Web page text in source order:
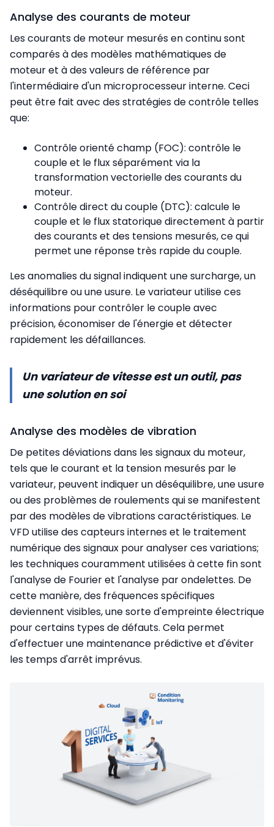
Analyse des courants de moteur
Les courants de moteur mesurés en continu sont
comparés à des modèles mathématiques de
moteur et à des valeurs de référence par
l'intermédiaire d'un microprocesseur interne. Ceci
peut être fait avec des stratégies de contrôle telles
que:
Contrôle orienté champ (FOC): contrôle le
couple et le flux séparément via la
transformation vectorielle des courants du
moteur.
Contrôle direct du couple (DTC): calcule le
couple et le flux statorique directement à partir
des courants et des tensions mesurés, ce qui
permet une réponse très rapide du couple.
Les anomalies du signal indiquent une surcharge, un
déséquilibre ou une usure. Le variateur utilise ces
informations pour contrôler le couple avec
précision, économiser de l'énergie et détecter
rapidement les défaillances.
Un variateur de vitesse est un outil, pas
une solution en soi
Analyse des modèles de vibration
De petites déviations dans les signaux du moteur,
tels que le courant et la tension mesurés par le
variateur, peuvent indiquer un déséquilibre, une usure
ou des problèmes de roulements qui se manifestent
par des modèles de vibrations caractéristiques. Le
VFD utilise des capteurs internes et le traitement
numérique des signaux pour analyser ces variations;
les techniques couramment utilisées à cette fin sont
l'analyse de Fourier et l'analyse par ondelettes. De
cette manière, des fréquences spécifiques
deviennent visibles, une sorte d'empreinte électrique
pour certains types de défauts. Cela permet
d'effectuer une maintenance prédictive et d'éviter
les temps d'arrêt imprévus.